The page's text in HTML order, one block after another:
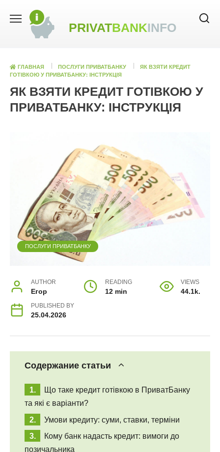
PRIVATBANKINFO
ГЛАВНАЯ ПОСЛУГИ ПРИВАТБАНКУ
ЯК ВЗЯТИ КРЕДИТ
ГОТІВКОЮ У ПРИВАТБАНКУ: ІНСТРУКЦІЯ
ЯК ВЗЯТИ КРЕДИТ ГОТІВКОЮ У
ПРИВАТБАНКУ: ІНСТРУКЦІЯ
ПОСЛУГИ ПРИВАТБАНКУ
AUTHOR
Егор
READING
12 min
VIEWS
44.1k.
PUBLISHED BY
25.04.2026
Содержание статьи
Що таке кредит готівкою в ПриватБанку
та які є варіанти?
Умови кредиту: суми, ставки, терміни
Кому банк надасть кредит: вимоги до
позичальника